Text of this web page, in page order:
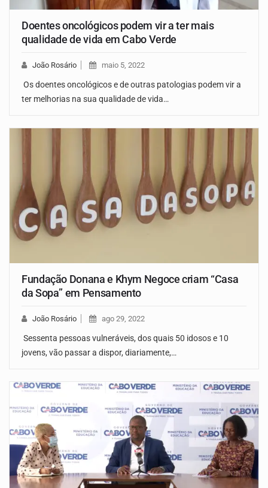
Doentes oncológicos podem vir a ter mais
qualidade de vida em Cabo Verde
João Rosário maio 5, 2022
Os doentes oncológicos e de outras patologias podem vir a
ter melhorias na sua qualidade de vida…
Fundação Donana e Khym Negoce criam “Casa
da Sopa” em Pensamento
João Rosário ago 29, 2022
Sessenta pessoas vulneráveis, dos quais 50 idosos e 10
jovens, vão passar a dispor, diariamente,…